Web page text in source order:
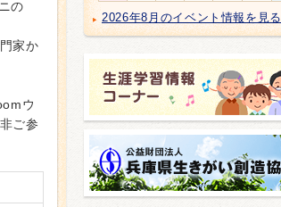
の
家か
ウ
ご参
2026年8月のイベント情報を見る